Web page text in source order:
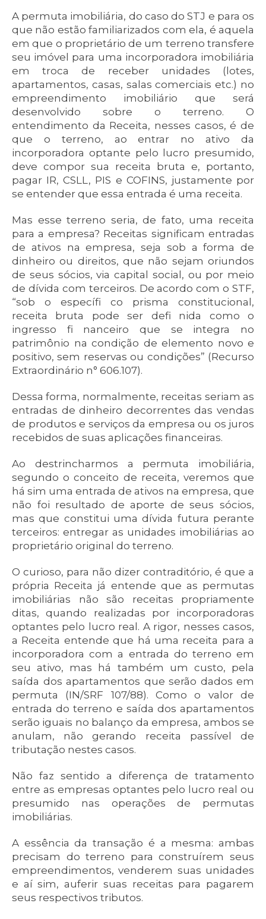
A permuta imobiliária, do caso do STJ e para os
que não estão familiarizados com ela, é aquela
em que o proprietário de um terreno transfere
seu imóvel para uma incorporadora imobiliária
em troca de receber unidades (lotes,
apartamentos, casas, salas comerciais etc.) no
empreendimento imobiliário que será
desenvolvido sobre o terreno. O
entendimento da Receita, nesses casos, é de
que o terreno, ao entrar no ativo da
incorporadora optante pelo lucro presumido,
deve compor sua receita bruta e, portanto,
pagar IR, CSLL, PIS e COFINS, justamente por
se entender que essa entrada é uma receita.
Mas esse terreno seria, de fato, uma receita
para a empresa? Receitas significam entradas
de ativos na empresa, seja sob a forma de
dinheiro ou direitos, que não sejam oriundos
de seus sócios, via capital social, ou por meio
de dívida com terceiros. De acordo com o STF,
“sob o específi co prisma constitucional,
receita bruta pode ser defi nida como o
ingresso fi nanceiro que se integra no
patrimônio na condição de elemento novo e
positivo, sem reservas ou condições” (Recurso
Extraordinário n° 606.107).
Dessa forma, normalmente, receitas seriam as
entradas de dinheiro decorrentes das vendas
de produtos e serviços da empresa ou os juros
recebidos de suas aplicações financeiras.
Ao destrincharmos a permuta imobiliária,
segundo o conceito de receita, veremos que
há sim uma entrada de ativos na empresa, que
não foi resultado de aporte de seus sócios,
mas que constitui uma dívida futura perante
terceiros: entregar as unidades imobiliárias ao
proprietário original do terreno.
O curioso, para não dizer contraditório, é que a
própria Receita já entende que as permutas
imobiliárias não são receitas propriamente
ditas, quando realizadas por incorporadoras
optantes pelo lucro real. A rigor, nesses casos,
a Receita entende que há uma receita para a
incorporadora com a entrada do terreno em
seu ativo, mas há também um custo, pela
saída dos apartamentos que serão dados em
permuta (IN/SRF 107/88). Como o valor de
entrada do terreno e saída dos apartamentos
serão iguais no balanço da empresa, ambos se
anulam, não gerando receita passível de
tributação nestes casos.
Não faz sentido a diferença de tratamento
entre as empresas optantes pelo lucro real ou
presumido nas operações de permutas
imobiliárias.
A essência da transação é a mesma: ambas
precisam do terreno para construírem seus
empreendimentos, venderem suas unidades
e aí sim, auferir suas receitas para pagarem
seus respectivos tributos.